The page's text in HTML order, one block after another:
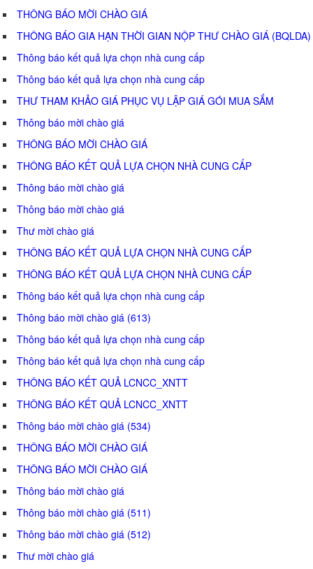
THÔNG BÁO MỜI CHÀO GIÁ
THÔNG BÁO GIA HẠN THỜI GIAN NỘP THƯ CHÀO GIÁ (BQLDA)
Thông báo kết quả lựa chọn nhà cung cấp
Thông báo kết quả lựa chọn nhà cung cấp
THƯ THAM KHẢO GIÁ PHỤC VỤ LẬP GIÁ GÓI MUA SẮM
Thông báo mời chào giá
THÔNG BÁO MỜI CHÀO GIÁ
THÔNG BÁO KẾT QUẢ LỰA CHỌN NHÀ CUNG CẤP
Thông báo mời chào giá
Thông báo mời chào giá
Thư mời chào giá
THÔNG BÁO KẾT QUẢ LỰA CHỌN NHÀ CUNG CẤP
THÔNG BÁO KẾT QUẢ LỰA CHỌN NHÀ CUNG CẤP
Thông báo kết quả lựa chọn nhà cung cấp
Thông báo mời chào giá (613)
Thông báo kết quả lựa chọn nhà cung cấp
Thông báo kết quả lựa chọn nhà cung cấp
THÔNG BÁO KẾT QUẢ LCNCC_XNTT
THÔNG BÁO KẾT QUẢ LCNCC_XNTT
Thông báo mời chào giá (534)
THÔNG BÁO MỜI CHÀO GIÁ
THÔNG BÁO MỜI CHÀO GIÁ
Thông báo mời chào giá
Thông báo mời chào giá (511)
Thông báo mời chào giá (512)
Thư mời chào giá